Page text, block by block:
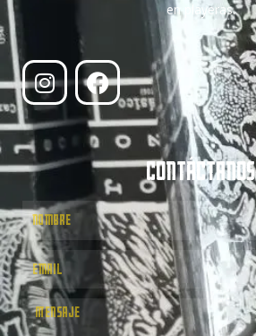
en playeras.
CONTÁCTANOS